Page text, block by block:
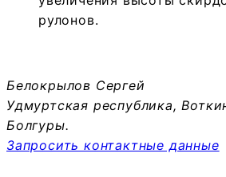
рулонов.
Белокрылов Сергей
Удмуртская республика,
Болгуры.
Запросить контактные данные